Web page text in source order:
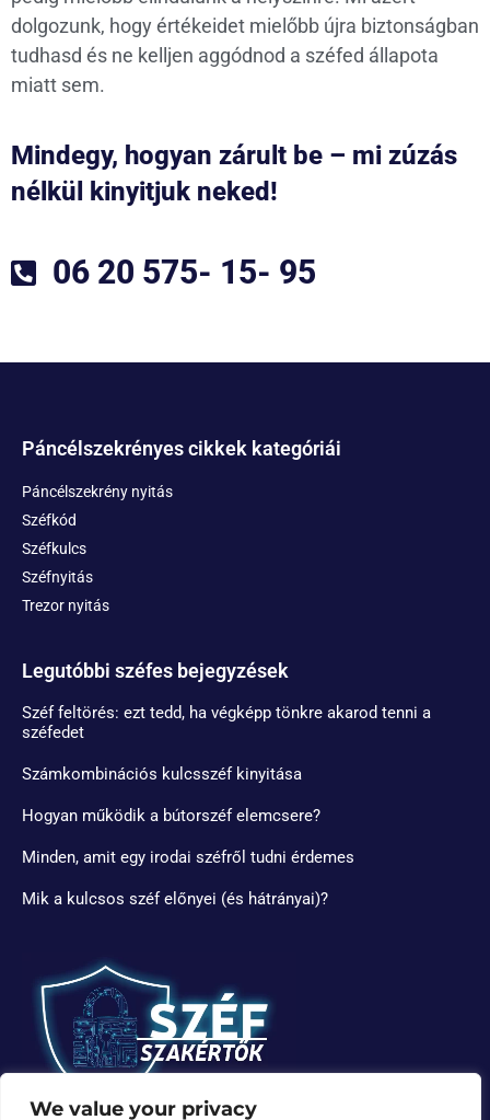
We value your privacy
dolgozunk, hogy értékeidet mielőbb újra biztonságban
tudhasd és ne kelljen aggódnod a széfed állapota
miatt sem.
Mindegy, hogyan zárult be – mi zúzás
nélkül kinyitjuk neked!
06 20 575- 15- 95
Páncélszekrényes cikkek kategóriái
Páncélszekrény nyitás
Széfkód
Széfkulcs
Széfnyitás
Trezor nyitás
Legutóbbi széfes bejegyzések
Széf feltörés: ezt tedd, ha végképp tönkre akarod tenni a
széfedet
Számkombinációs kulcsszéf kinyitása
Hogyan működik a bútorszéf elemcsere?
Minden, amit egy irodai széfről tudni érdemes
Mik a kulcsos széf előnyei (és hátrányai)?